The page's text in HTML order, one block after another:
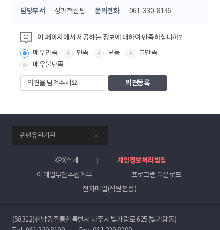
콘
츠
정
보
책
임
자
담당부서 성과혁신팀 문의전화 061-330-8186
이 페이지에서 제공하는 정보에 대하여 만족하십니까?
매우만족
만족 보통
불만족
매우불만족
의
견
을
겨
주
세
요
관련유관기관
KPX소개
개인정보처리방침
이메일무단수집거부
프로그램 다운로드
전자메일(직원전용)
(58322)전남광주통합특별시 나주시 빛가람로 625(빛가람동)